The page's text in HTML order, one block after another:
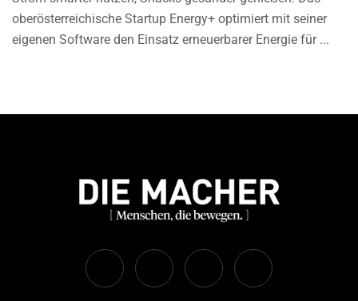
oberösterreichische Startup Energy+ optimiert mit seiner
eigenen Software den Einsatz erneuerbarer Energie für